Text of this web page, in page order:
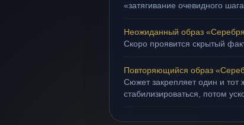
«затягивание очевидного
Неожиданный образ
Скоро проявится скрытый
Повторяющийся образ
Сюжет закрепляет один и тот
стабилизироваться, потом